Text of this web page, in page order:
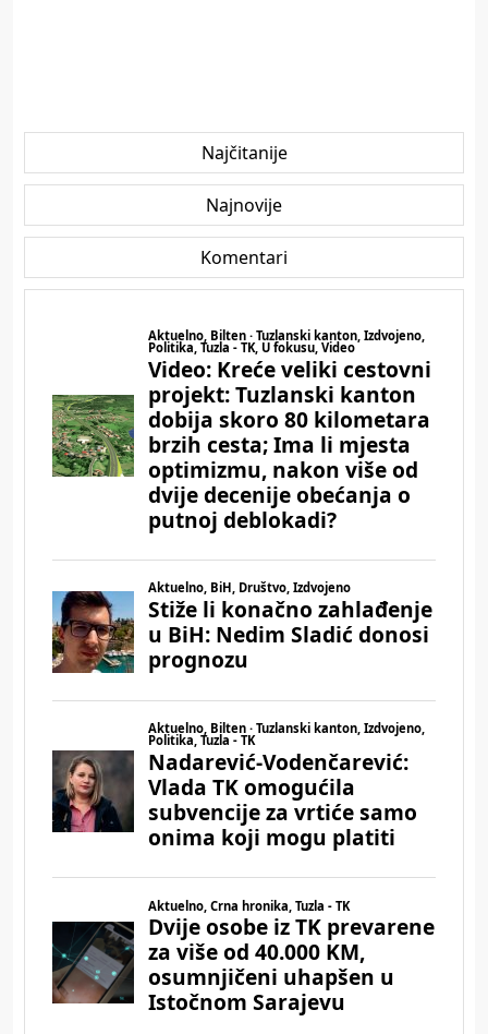
Najčitanije
Najnovije
Komentari